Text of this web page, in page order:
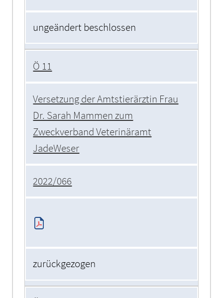
ungeändert beschlossen
Ö 11
Versetzung der Amtstierärztin Frau
Dr. Sarah Mammen zum
Zweckverband Veterinäramt
JadeWeser
2022/066
zurückgezogen